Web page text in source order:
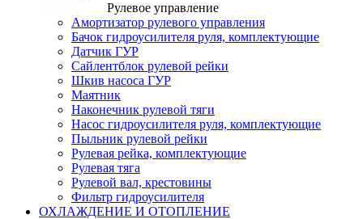
Рулевое управление
Амортизатор рулевого управления
Бачок гидроусилителя руля, комплектующие
Датчик ГУР
Сайлентблок рулевой рейки
Шкив насоса ГУР
Маятник
Наконечник рулевой тяги
Насос гидроусилителя руля, комплектующие
Пыльник рулевой рейки
Рулевая рейка, комплектующие
Рулевая тяга
Рулевой вал, крестовины
Фильтр гидроусилителя
ОХЛАЖДЕНИЕ И ОТОПЛЕНИЕ